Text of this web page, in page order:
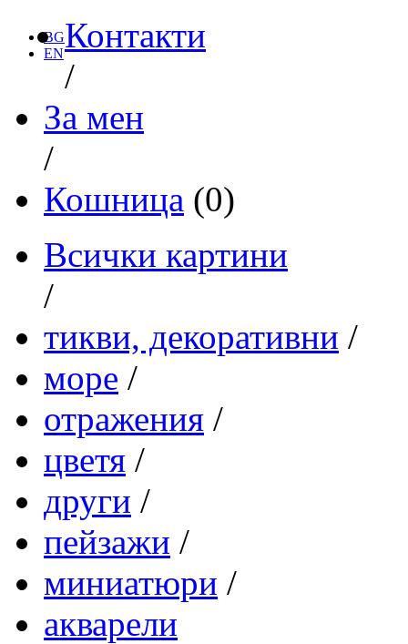
BG
ENКонтакти
/
За мен
/
Кошница (0)
Всички картини
/
тикви, декоративни /
море /
отражения /
цветя /
други /
пейзажи /
миниатюри /
акварели